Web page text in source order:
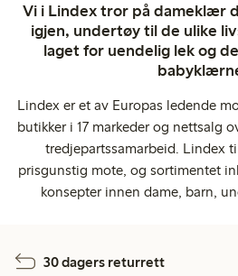
Vi i Lindex tror på dameklær
igjen, undertøy til de ulike
laget for uendelig lek og
Lindex er et av Europas ledende
butikker i 17 markeder og nettsalg
tredjepartssamarbeid. Lindex
prisgunstig mote, og sortimentet
konsepter innen dame, barn,
30 dagers returrett